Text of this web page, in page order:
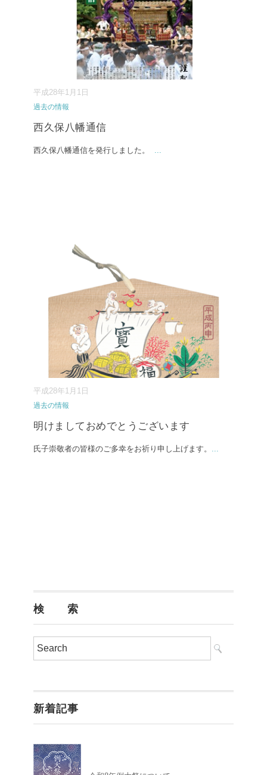
平成28年1月1日
過去の情報
西久保八幡通信
西久保八幡通信を発行しました。 ...
平成28年1月1日
過去の情報
明けましておめでとうございます
氏子崇敬者の皆様のご多幸をお祈り申し上げます。 ...
検 索
新着記事